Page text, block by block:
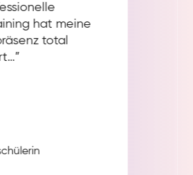
hat meine
total